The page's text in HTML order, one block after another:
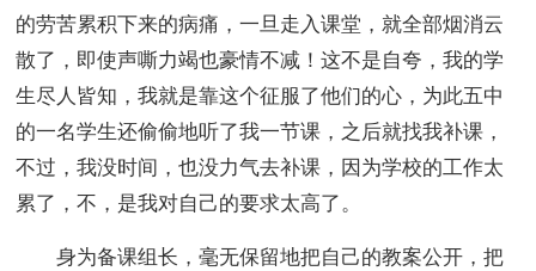
的劳苦累积下来的病痛，一旦走入课堂，就全部烟消云
散了，即使声嘶力竭也豪情不减！这不是自夸，我的学
生尽人皆知，我就是靠这个征服了他们的心，为此五中
的一名学生还偷偷地听了我一节课，之后就找我补课，
不过，我没时间，也没力气去补课，因为学校的工作太
累了，不，是我对自己的要求太高了。
身为备课组长，毫无保留地把自己的教案公开，把